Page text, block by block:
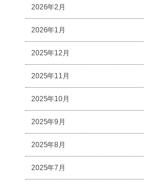
2026年2月
2026年1月
2025年12月
2025年11月
2025年10月
2025年9月
2025年8月
2025年7月